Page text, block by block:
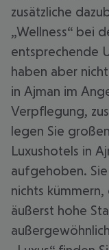
zusätzliche
„Wellness“ bei
entsprechende
haben aber
in Ajman im
Verpflegung,
legen Sie
Luxushotels in
aufgehoben.
nichts
äußerst hohe